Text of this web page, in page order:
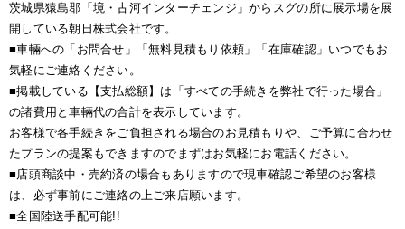
茨城県猿島郡「境・古河インターチェンジ」からスグの所に展示場を展
開している朝日株式会社です。
■車輛への「お問合せ」「無料見積もり依頼」「在庫確認」いつでもお
気軽にご連絡ください。
■掲載している【支払総額】は「すべての手続きを弊社で行った場合」
の諸費用と車輛代の合計を表示しています。
お客様で各手続きをご負担される場合のお見積もりや、ご予算に合わせ
たプランの提案もできますのでまずはお気軽にお電話ください。
■店頭商談中・売約済の場合もありますので現車確認ご希望のお客様
は、必ず事前にご連絡の上ご来店願います。
■全国陸送手配可能!!